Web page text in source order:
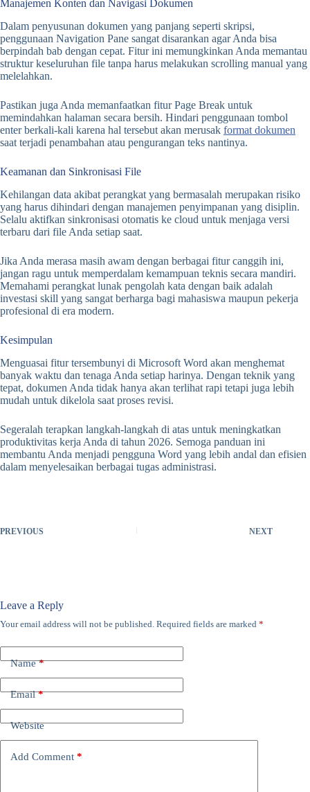
Manajemen Konten dan Navigasi Dokumen
Dalam penyusunan dokumen yang panjang seperti skripsi,
penggunaan Navigation Pane sangat disarankan agar Anda bisa
berpindah bab dengan cepat. Fitur ini memungkinkan Anda memantau
struktur keseluruhan file tanpa harus melakukan scrolling manual yang
melelahkan.
Pastikan juga Anda memanfaatkan fitur Page Break untuk
memindahkan halaman secara bersih. Hindari penggunaan tombol
enter berkali-kali karena hal tersebut akan merusak format dokumen
saat terjadi penambahan atau pengurangan teks nantinya.
Keamanan dan Sinkronisasi File
Kehilangan data akibat perangkat yang bermasalah merupakan risiko
yang harus dihindari dengan manajemen penyimpanan yang disiplin.
Selalu aktifkan sinkronisasi otomatis ke cloud untuk menjaga versi
terbaru dari file Anda setiap saat.
Jika Anda merasa masih awam dengan berbagai fitur canggih ini,
jangan ragu untuk memperdalam kemampuan teknis secara mandiri.
Memahami perangkat lunak pengolah kata dengan baik adalah
investasi skill yang sangat berharga bagi mahasiswa maupun pekerja
profesional di era modern.
Kesimpulan
Menguasai fitur tersembunyi di Microsoft Word akan menghemat
banyak waktu dan tenaga Anda setiap harinya. Dengan teknik yang
tepat, dokumen Anda tidak hanya akan terlihat rapi tetapi juga lebih
mudah untuk dikelola saat proses revisi.
Segeralah terapkan langkah-langkah di atas untuk meningkatkan
produktivitas kerja Anda di tahun 2026. Semoga panduan ini
membantu Anda menjadi pengguna Word yang lebih andal dan efisien
dalam menyelesaikan berbagai tugas administrasi.
PREVIOUS NEXT
Leave a Reply
Your email address will not be published. Required fields are marked *
Name*
Email*
Website
Add Comment *